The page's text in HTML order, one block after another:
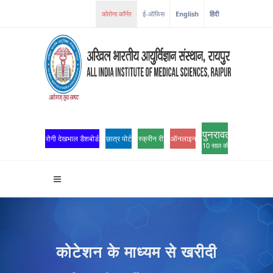
कोरोना कॉर्नर ई-ऑफिस English हिंदी
रोगी देखभाल डैशबोर्ड छात्र पोर्टल स्क्रीन रीडर एक्सेसऑनलाइन ओपीडी पंजीकरण
पुनरावर्तन
10 साल की उत्कृष्टता
कोटेशन के माध्यम से खरीदी